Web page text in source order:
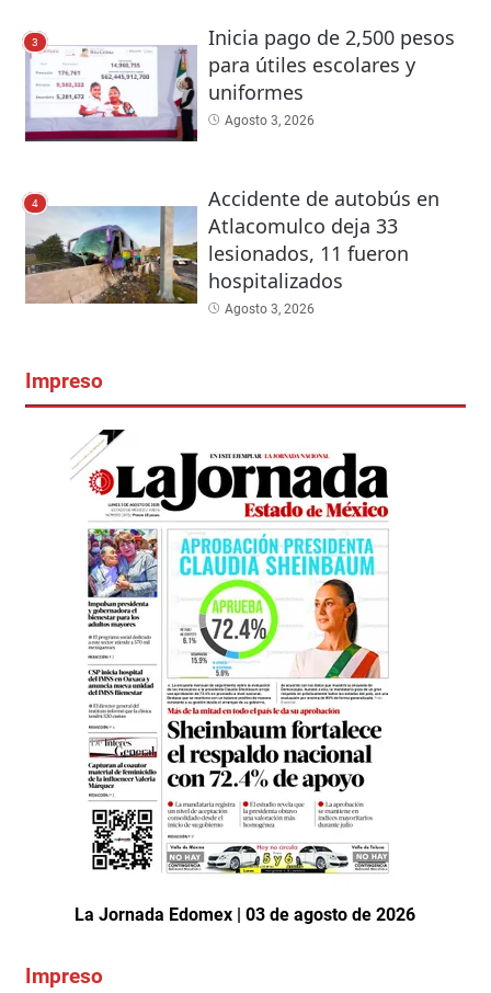
3
Inicia pago de 2,500 pesos
para útiles escolares y
uniformes
Agosto 3, 2026
4
Accidente de autobús en
Atlacomulco deja 33
lesionados, 11 fueron
hospitalizados
Agosto 3, 2026
Impreso
La Jornada Edomex | 03 de agosto de 2026
Impreso